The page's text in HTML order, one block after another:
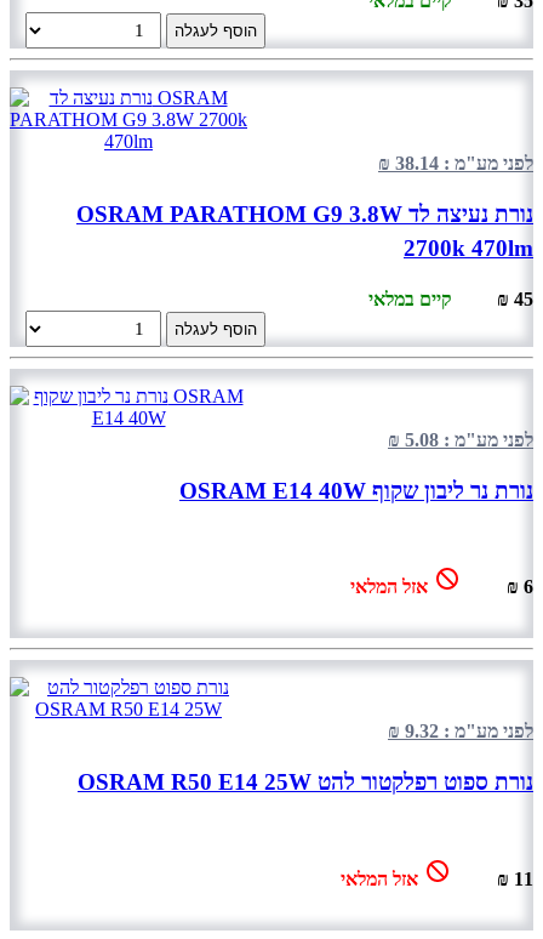
הוסף לעגלה
לפני מע"מ : 38.14 ₪
נורת נעיצה לד OSRAM PARATHOM G9 3.8W
2700k 470lm
45 ₪ קיים במלאי
הוסף לעגלה
לפני מע"מ : 5.08 ₪
נורת נר ליבון שקוף OSRAM E14 40W
6 ₪ אזל המלאי
לפני מע"מ : 9.32 ₪
נורת ספוט רפלקטור להט OSRAM R50 E14 25W
11 ₪ אזל המלאי